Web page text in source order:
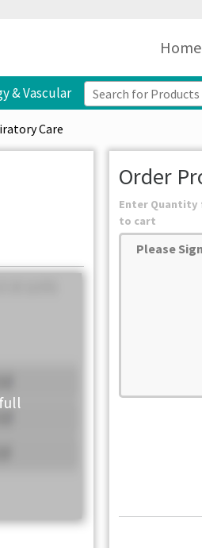
Home
& Vascular
Care
Order
Enter Quantity
to cart
Please